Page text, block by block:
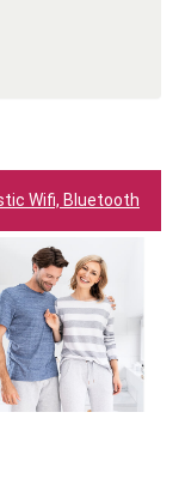
Wifi, Bluetooth